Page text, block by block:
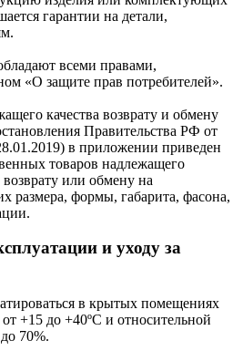
гарантии на детали,
всеми правами,
«О защите прав потребителей».
качества возврату и обмену
Правительства РФ от
в приложении приведен
товаров надлежащего
или обмену на
размера, формы, габарита, фасона,
и уходу за
в крытых помещениях
+15 до +40ºС и относительной
70%.